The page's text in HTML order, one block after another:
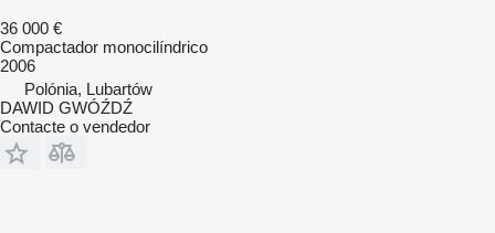
36 000 €
Compactador monocilíndrico
2006
Polónia, Lubartów
DAWID GWÓŹDŹ
Contacte o vendedor